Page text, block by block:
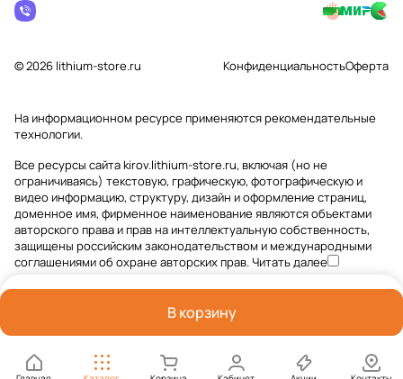
В корзину
© 2026 lithium-store.ru КонфиденциальностьОферта
На информационном ресурсе применяютсярекомендательные
технологии.
Все ресурсы сайта kirov.lithium-store.ru, включая (но не
ограничиваясь) текстовую, графическую, фотографическую и
видео информацию, структуру, дизайн и оформление страниц,
доменное имя, фирменное наименование являются объектами
авторского права и прав на интеллектуальную собственность,
защищены российским законодательством и международными
соглашениями об охране авторских прав.Читать далее